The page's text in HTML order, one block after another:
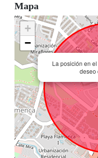
Mapa
La posición en
deseo
+
−